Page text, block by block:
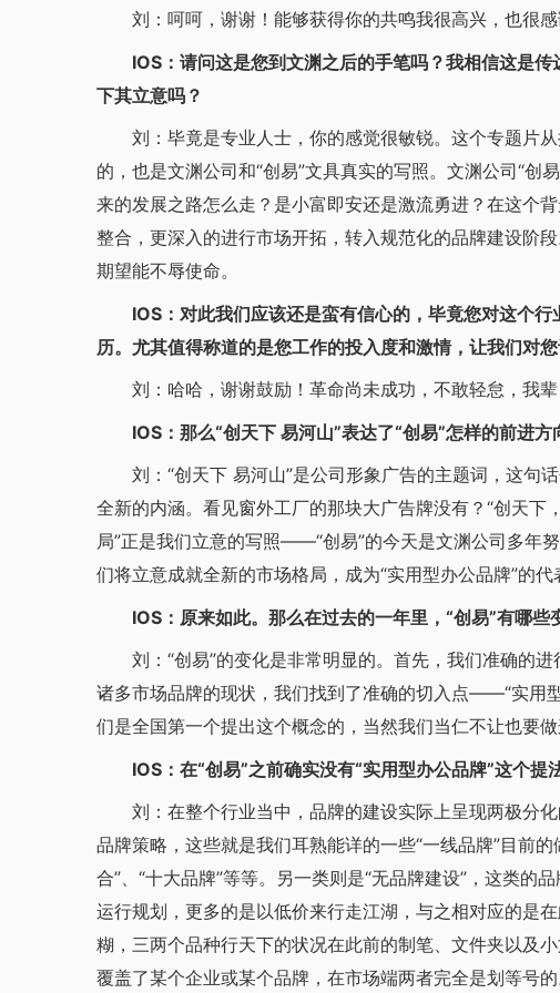
刘：呵呵，谢谢！能够获得你的共鸣我很高兴，也很感
IOS：请问这是您到文渊之后的手笔吗？我相信这是传
下其立意吗？
刘：毕竟是专业人士，你的感觉很敏锐。这个专题片从
的，也是文渊公司和“创易”文具真实的写照。文渊公司“创
来的发展之路怎么走？是小富即安还是激流勇进？在这个
整合，更深入的进行市场开拓，转入规范化的品牌建设阶
期望能不辱使命。
IOS：对此我们应该还是蛮有信心的，毕竟您对这个行
历。尤其值得称道的是您工作的投入度和激情，让我们对
刘：哈哈，谢谢鼓励！革命尚未成功，不敢轻怠，我辈
IOS：那么“创天下 易河山”表达了“创易”怎样的前进方
刘：“创天下 易河山”是公司形象广告的主题词，这句话
全新的内涵。看见窗外工厂的那块大广告牌没有？“创天下
局”正是我们立意的写照——“创易”的今天是文渊公司多年
们将立意成就全新的市场格局，成为“实用型办公品牌”的
IOS：原来如此。那么在过去的一年里，“创易”有哪些
刘：“创易”的变化是非常明显的。首先，我们准确的进
诸多市场品牌的现状，我们找到了准确的切入点——“实用
们是全国第一个提出这个概念的，当然我们当仁不让也要做
IOS：在“创易”之前确实没有“实用型办公品牌”这个提
刘：在整个行业当中，品牌的建设实际上呈现两极分化
品牌策略，这些就是我们耳熟能详的一些“一线品牌”目前的
合”、“十大品牌”等等。另一类则是“无品牌建设”，这类的
运行规划，更多的是以低价来行走江湖，与之相对应的是
糊，三两个品种行天下的状况在此前的制笔、文件夹以及
覆盖了某个企业或某个品牌，在市场端两者完全是划等号